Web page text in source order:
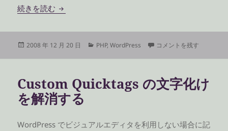
続きを読む 英語でおｋ
投
2008 年 12 月 20 日
カ
ー
PHP,WordPress 英語でおｋ に
コメントを残す
Custom Quicktags の文字化け
を解消する
WordPress でビジュアルエディタを利用しない場合に記